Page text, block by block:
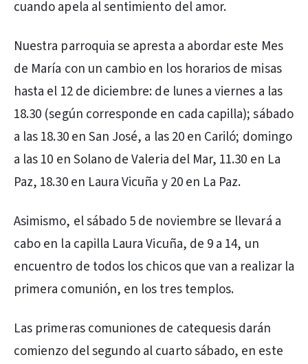
cuando apela al sentimiento del amor.
Nuestra parroquia se apresta a abordar este Mes
de María con un cambio en los horarios de misas
hasta el 12 de diciembre: de lunes a viernes a las
18.30 (según corresponde en cada capilla); sábado
a las 18.30 en San José, a las 20 en Cariló; domingo
a las 10 en Solano de Valeria del Mar, 11.30 en La
Paz, 18.30 en Laura Vicuña y 20 en La Paz.
Asimismo, el sábado 5 de noviembre se llevará a
cabo en la capilla Laura Vicuña, de 9 a 14, un
encuentro de todos los chicos que van a realizar la
primera comunión, en los tres templos.
Las primeras comuniones de catequesis darán
comienzo del segundo al cuarto sábado, en este